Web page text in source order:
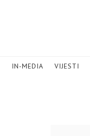
IN-MEDIA VIJESTI